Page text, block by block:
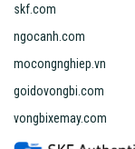
skf.com
ngocanh.com
mocongnghiep.vn
goidovongbi.com
vongbixemay.com